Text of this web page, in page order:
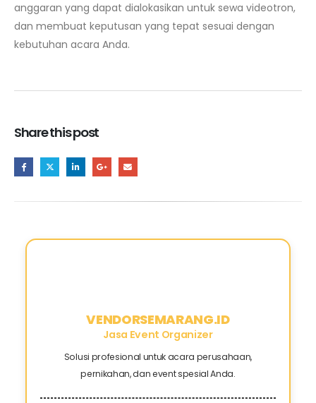
anggaran yang dapat dialokasikan untuk sewa videotron,
dan membuat keputusan yang tepat sesuai dengan
kebutuhan acara Anda.
Share this post
VENDORSEMARANG.ID
Jasa Event Organizer
Solusi profesional untuk acara perusahaan,
pernikahan, dan event spesial Anda.